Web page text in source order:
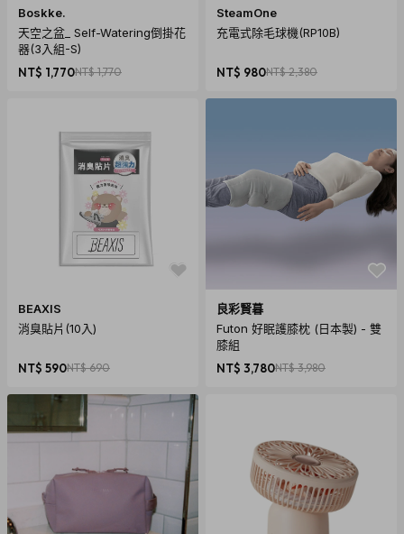
商品規格
產地：澳洲
材質：Ground Coffee Beans, Olive Oil, Sweet Almond Oil,
Macadamia Oil, Orange Oil, Vitamin E
尺寸：180mm x 70 mm x 140 mm
內容物：Coffee Scrub咖啡身體去角質磨砂粉
Boskke.
天空之盆_ Self-Watering倒掛花
器(3入組-S)
NT$ 1,770NT$ 1,770
SteamOne
充電式除毛球機(RP10B)
NT$ 980NT$ 2,380
BEAXIS
消臭貼片(10入)
NT$ 590NT$ 690
良彩賢暮
Futon 好眠護膝枕 (日本製) - 雙
膝組
NT$ 3,780NT$ 3,980